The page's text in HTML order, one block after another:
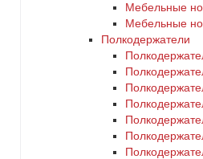
Мебельные
Мебельные
Полкодержатели